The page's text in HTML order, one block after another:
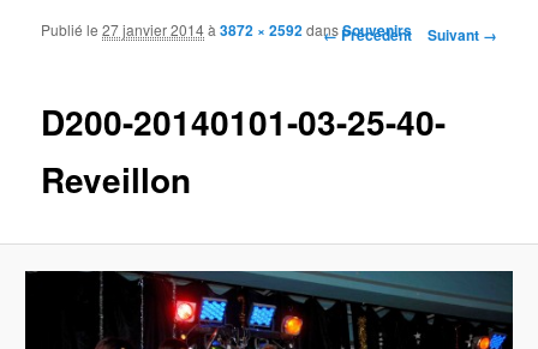
Navigation des images
← Précédent Suivant →
D200-20140101-03-25-40-
Reveillon
Publié le27 janvier 2014à3872 × 2592dansSouvenirs